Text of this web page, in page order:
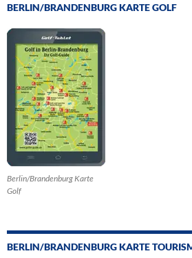
BERLIN/BRANDENBURG KARTE GOLF
Berlin/Brandenburg Karte
Golf
BERLIN/BRANDENBURG KARTE